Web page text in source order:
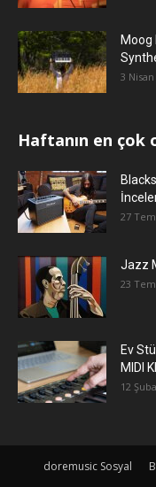
3
Haftanın en çok
27
Jazz
23
Ev
MIDI
12
doremusic Sosyal